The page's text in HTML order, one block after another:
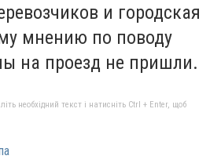
и городская
мнению по поводу
на проезд не пришли.
необхідний текст і натисніть Ctrl + Enter, щоб